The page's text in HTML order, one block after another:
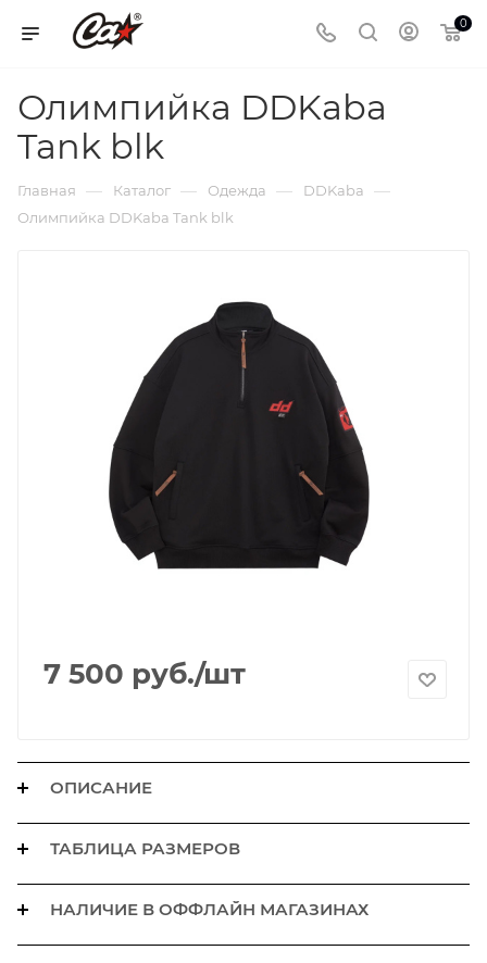
0
Олимпийка DDKaba
Tank blk
Главная — Каталог — Одежда — DDKaba —
Олимпийка DDKaba Tank blk
7 500 руб./шт
ОПИСАНИЕ
ТАБЛИЦА РАЗМЕРОВ
НАЛИЧИЕ В ОФФЛАЙН МАГАЗИНАХ